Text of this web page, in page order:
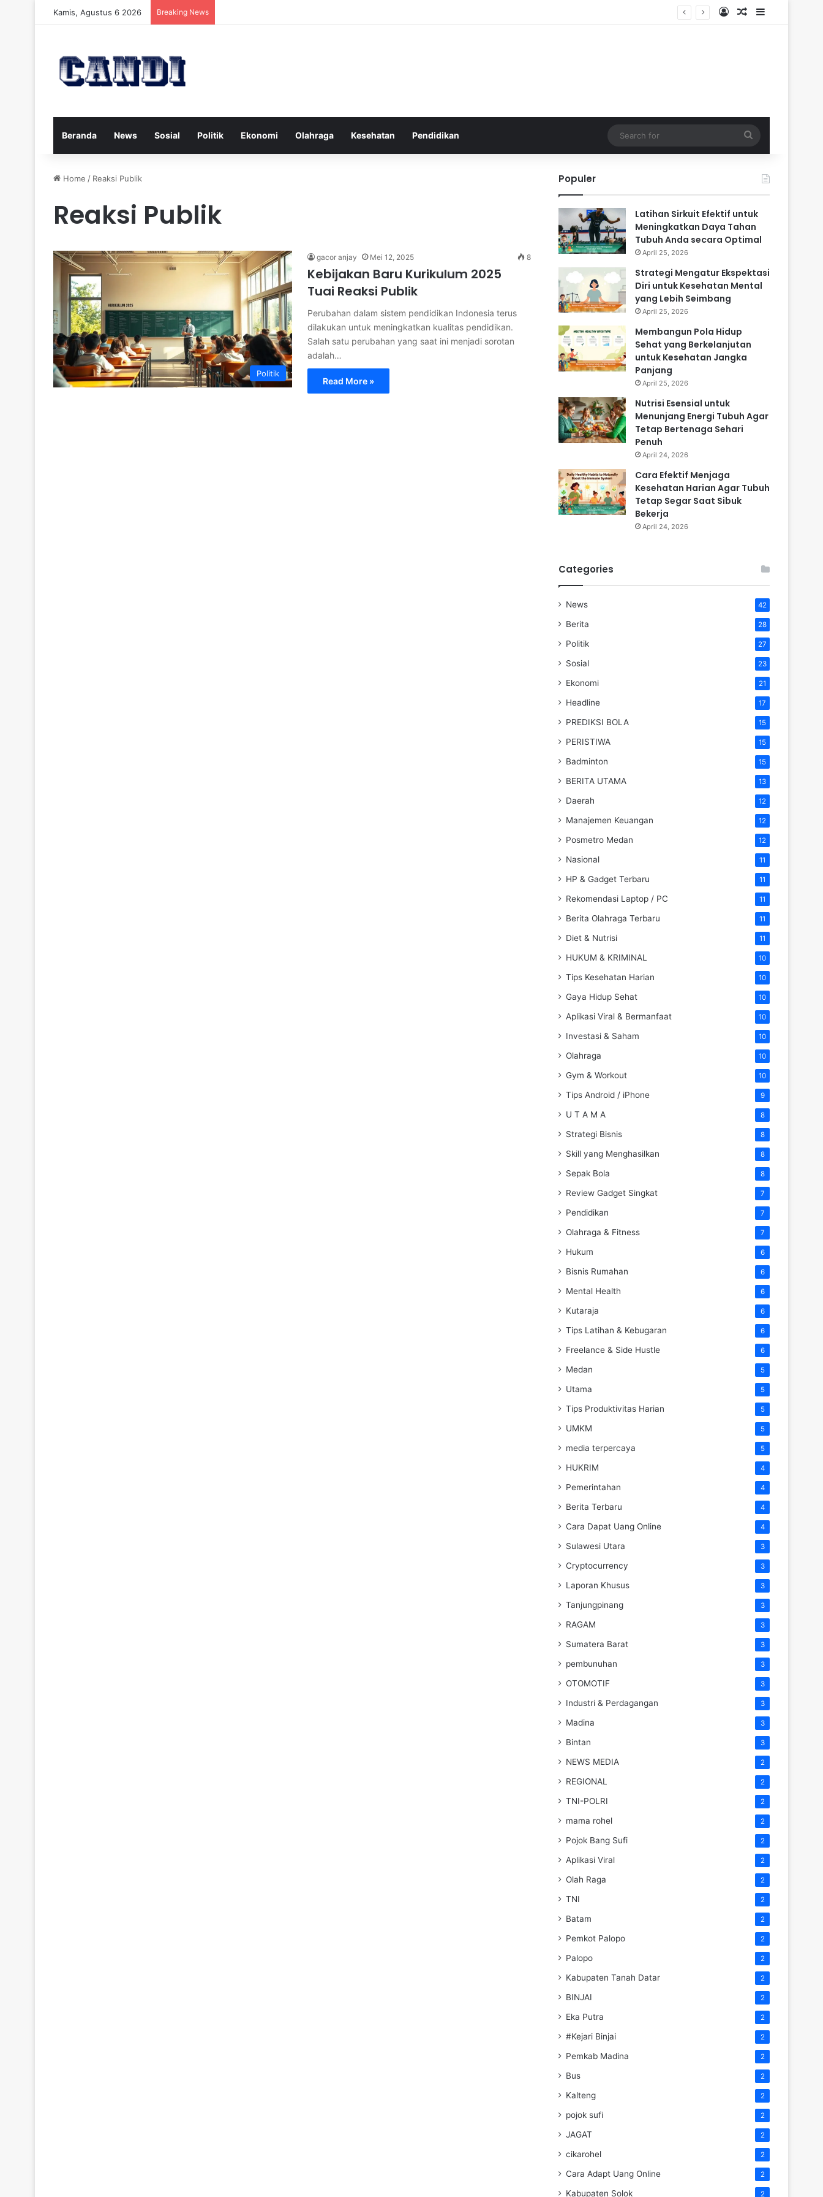
Kamis, Agustus 6 2026 Breaking News Log InRandom Article
Sidebar
Beranda News Sosial Politik Ekonomi Olahraga Kesehatan Pendidikan
for
Home / Reaksi Publik
Reaksi Publik
Politik
gacor anjay Mei 12, 2025 8
Kebijakan Baru Kurikulum 2025
Tuai Reaksi Publik
Perubahan dalam sistem pendidikan Indonesia terus
dilakukan untuk meningkatkan kualitas pendidikan.
Salah satu perubahan yang saat ini menjadi sorotan
adalah…
Read More »
Populer
Latihan Sirkuit Efektif untuk
Meningkatkan Daya Tahan
Tubuh Anda secara Optimal
April 25, 2026
Strategi Mengatur Ekspektasi
Diri untuk Kesehatan Mental
yang Lebih Seimbang
April 25, 2026
Membangun Pola Hidup
Sehat yang Berkelanjutan
untuk Kesehatan Jangka
Panjang
April 25, 2026
Nutrisi Esensial untuk
Menunjang Energi Tubuh Agar
Tetap Bertenaga Sehari
Penuh
April 24, 2026
Cara Efektif Menjaga
Kesehatan Harian Agar Tubuh
Tetap Segar Saat Sibuk
Bekerja
April 24, 2026
Categories
News 42
Berita 28
Politik 27
Sosial 23
Ekonomi 21
Headline 17
PREDIKSI BOLA 15
PERISTIWA 15
Badminton 15
BERITA UTAMA 13
Daerah 12
Manajemen Keuangan 12
Posmetro Medan 12
Nasional 11
HP & Gadget Terbaru 11
Rekomendasi Laptop / PC 11
Berita Olahraga Terbaru 11
Diet & Nutrisi 11
HUKUM & KRIMINAL 10
Tips Kesehatan Harian 10
Gaya Hidup Sehat 10
Aplikasi Viral & Bermanfaat 10
Investasi & Saham 10
Olahraga 10
Gym & Workout 10
Tips Android / iPhone 9
U T A M A 8
Strategi Bisnis 8
Skill yang Menghasilkan 8
Sepak Bola 8
Review Gadget Singkat 7
Pendidikan 7
Olahraga & Fitness 7
Hukum 6
Bisnis Rumahan 6
Mental Health 6
Kutaraja 6
Tips Latihan & Kebugaran 6
Freelance & Side Hustle 6
Medan 5
Utama 5
Tips Produktivitas Harian 5
UMKM 5
media terpercaya 5
HUKRIM 4
Pemerintahan 4
Berita Terbaru 4
Cara Dapat Uang Online 4
Sulawesi Utara 3
Cryptocurrency 3
Laporan Khusus 3
Tanjungpinang 3
RAGAM 3
Sumatera Barat 3
pembunuhan 3
OTOMOTIF 3
Industri & Perdagangan 3
Madina 3
Bintan 3
NEWS MEDIA 2
REGIONAL 2
TNI-POLRI 2
mama rohel 2
Pojok Bang Sufi 2
Aplikasi Viral 2
Olah Raga 2
TNI 2
Batam 2
Pemkot Palopo 2
Palopo 2
Kabupaten Tanah Datar 2
BINJAI 2
Eka Putra 2
#Kejari Binjai 2
Pemkab Madina 2
Bus 2
Kalteng 2
pojok sufi 2
JAGAT 2
cikarohel 2
Cara Adapt Uang Online 2
Kabupaten Solok 2